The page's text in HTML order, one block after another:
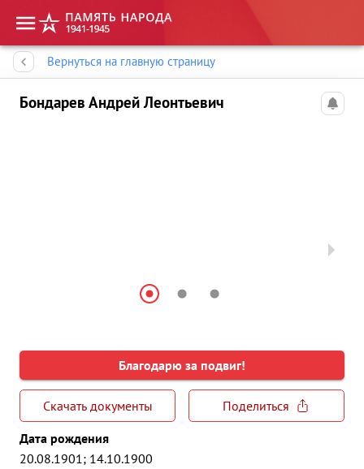
Вернуться на главную страницу
Бондарев Андрей Леонтьевич
Благодарю за подвиг!
Скачать документы
Поделиться
Дата рождения
20.08.1901; 14.10.1900
Память народа